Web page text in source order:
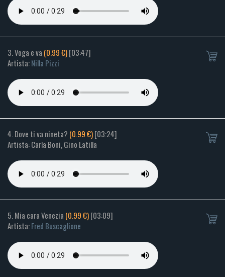
3. Voga e va (0.99 €)[03:47]
Artista:Nilla Pizzi
4. Dove ti va nineta? (0.99 €)[03:24]
Artista: Carla Boni, Gino Latilla
5. Mia cara Venezia (0.99 €)[03:09]
Artista:Fred Buscaglione